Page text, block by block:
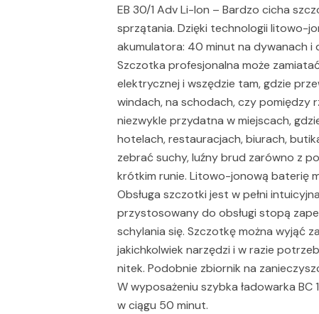
EB 30/1 Adv Li-Ion – Bardzo cicha
sprzątania. Dzięki technologii litowo-
akumulatora: 40 minut na dywanach
Szczotka profesjonalna może
elektrycznej i wszędzie tam, gdzie
windach, na schodach, czy pomiędzy
niezwykle przydatna w miejscach,
hotelach, restauracjach, biurach,
zebrać suchy, luźny brud zarówno z
krótkim runie. Litowo-jonową baterię
Obsługa szczotki jest w pełni
przystosowany do obsługi stopą
schylania się. Szczotkę można wyjąć
jakichkolwiek narzędzi i w razie
nitek. Podobnie zbiornik na
W wyposażeniu szybka ładowarka BC
w ciągu 50 minut.